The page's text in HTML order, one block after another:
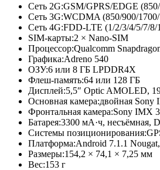
Сеть 2G:GSM/GPRS/EDGE
Сеть 3G:WCDMA (850/900/
Сеть 4G:FDD-LTE (1/2/3/4/5/7/8/
SIM-карты:2 × Nano-SIM
Процессор:Qualcomm
Графика:Adreno 540
ОЗУ:6 или 8 ГБ LPDDR4X
Флеш-память:64 или 128 ГБ
Дисплей:5,5″ Optic AMOLED,
Основная камера:двойная
Фронтальная камера:Sony IMX
Батарея:3300 мА·ч, несъёмная,
Системы позиционирования:
Платформа:Android 7.1.1
Размеры:154,2 × 74,1 × 7,25 мм
Вес:153 г